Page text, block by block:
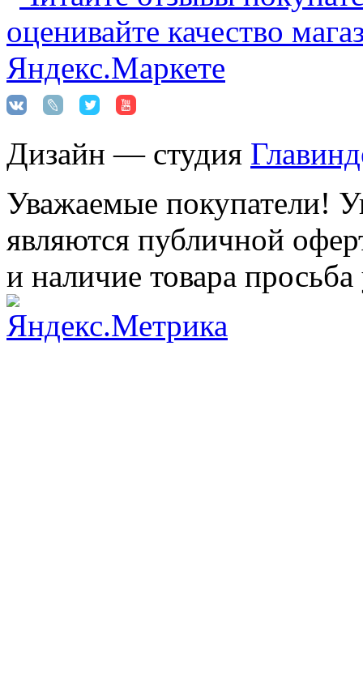
Дизайн — студия
Уважаемые покупатели!
являются публичной
и наличие товара